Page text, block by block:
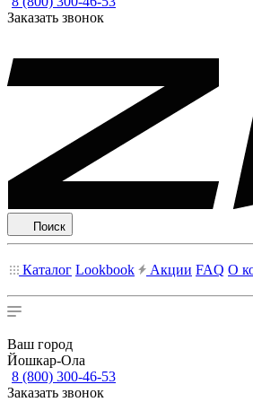
Заказать звонок
Поиск
Каталог Lookbook Акции FAQ О
Ваш город
Йошкар-Ола
8 (800) 300-46-53
Заказать звонок